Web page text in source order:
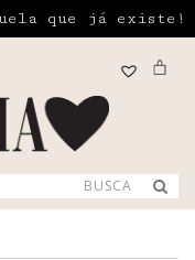
que já existe!